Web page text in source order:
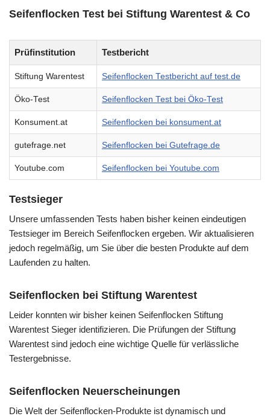
Seifenflocken Test bei Stiftung Warentest & Co
Prüfinstitution Testbericht
Stiftung Warentest Seifenflocken Testbericht auf test.de
Öko-Test Seifenflocken Test bei Öko-Test
Konsument.at Seifenflocken bei konsument.at
gutefrage.net Seifenflocken bei Gutefrage.de
Youtube.com Seifenflocken bei Youtube.com
Testsieger
Unsere umfassenden Tests haben bisher keinen eindeutigen
Testsieger im Bereich Seifenflocken ergeben. Wir aktualisieren
jedoch regelmäßig, um Sie über die besten Produkte auf dem
Laufenden zu halten.
Seifenflocken bei Stiftung Warentest
Leider konnten wir bisher keinen Seifenflocken Stiftung
Warentest Sieger identifizieren. Die Prüfungen der Stiftung
Warentest sind jedoch eine wichtige Quelle für verlässliche
Testergebnisse.
Seifenflocken Neuerscheinungen
Die Welt der Seifenflocken-Produkte ist dynamisch und